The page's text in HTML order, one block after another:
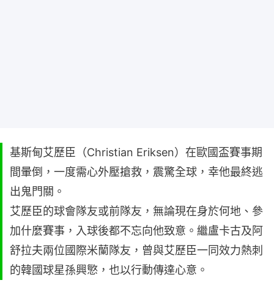
基斯甸艾歷臣（Christian Eriksen）在歐國盃賽事期
間暈倒，一度需心外壓搶救，震驚全球，幸他最終逃
出鬼門關。
艾歷臣的球會隊友或前隊友，無論現在身於何地、參
加什麼賽事，入球後都不忘向他致意。繼盧卡古及阿
舒拉夫兩位國際米蘭隊友，曾與艾歷臣一同效力熱刺
的韓國球星孫興慜，也以行動傳達心意。